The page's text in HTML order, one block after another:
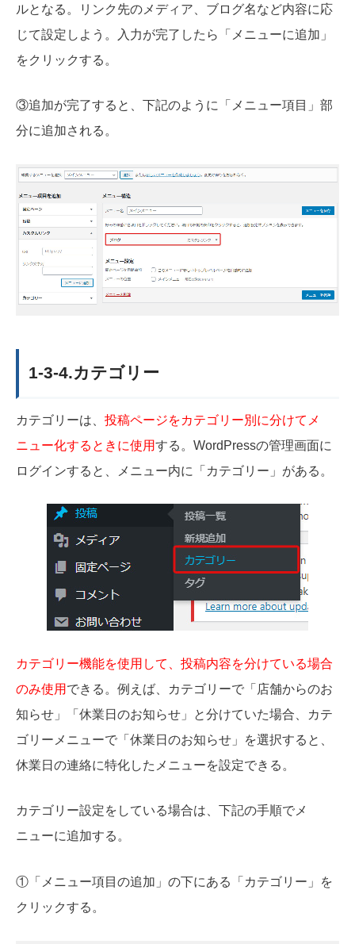
ルとなる。リンク先のメディア、ブログ名など内容に応
じて設定しよう。入力が完了したら「メニューに追加」
をクリックする。
③追加が完了すると、下記のように「メニュー項目」部
分に追加される。
1-3-4.カテゴリー
カテゴリーは、 投稿ページをカテゴリー別に分けてメ
ニュー化するときに使用する。 WordPressの管理画面に
ログインすると、メニュー内に「カテゴリー」がある。
カテゴリー機能を使用して、投稿内容を分けている場合
のみ使用 できる。例えば、カテゴリーで「店舗からのお
知らせ」「休業日のお知らせ」と分けていた場合、カテ
ゴリーメニューで「休業日のお知らせ」を選択すると、
休業日の連絡に特化したメニューを設定できる。
カテゴリー設定をしている場合は、下記の手順でメ
ニューに追加する。
①「メニュー項目の追加」の下にある「カテゴリー」を
クリックする 。